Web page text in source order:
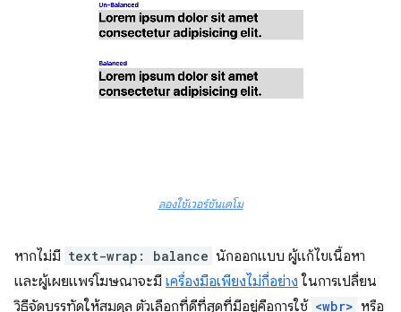
ลองใช้เวอร์ชันเดโม
หากไม่มี text-wrap: balance นักออกแบบ ผู้แก้ไขเนื้อหา
และผู้เผยแพร่โฆษณาจะมี เครื่องมือเพียงไม่กี่อย่าง ในการเปลี่ยน
วิธีจัดบรรทัดให้สมดุล ตัวเลือกที่ดีที่สุดที่มีอยู่คือการใช้ <wbr> หรือ